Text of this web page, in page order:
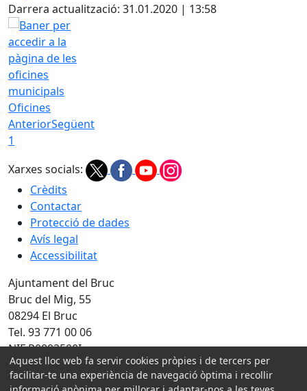
Darrera actualització: 31.01.2020 | 13:58
Oficines
AnteriorSegüent
1
Xarxes socials:
Crèdits
Contactar
Protecció de dades
Avís legal
Accessibilitat
Ajuntament del Bruc
Bruc del Mig, 55
08294 El Bruc
Tel. 93 771 00 06
NIF P0802500I
Amb la col·laboració de:
Aquest lloc web fa servir cookies pròpies i de tercers per
facilitar-te una experiència de navegació òptima i recollir